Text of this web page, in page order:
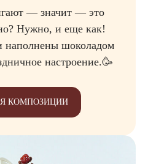
— значит — это
Нужно, и еще как!
наполнены шоколадом
настроение.🥳
КОМПОЗИЦИИ